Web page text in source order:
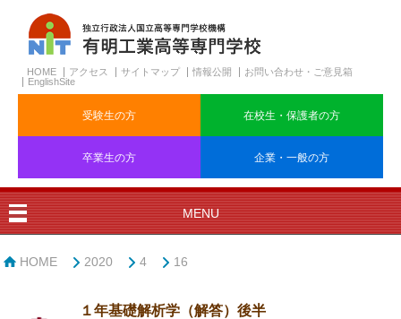
HOME アクセス サイトマップ 情報公開
お問い合わせ・ご意見箱
EnglishSite
受験生の方 在校生・保護者の方
卒業生の方 企業・一般の方
MENU
HOME 2020 4 16
１年基礎解析学（解答）後半